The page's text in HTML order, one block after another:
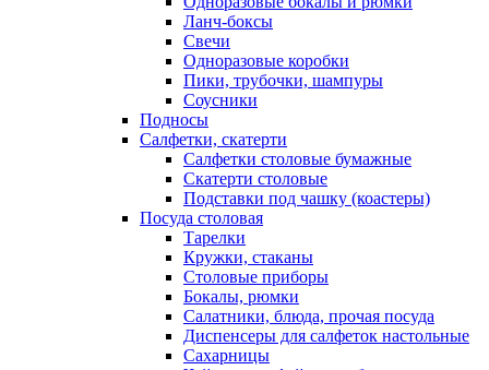
Ланч-боксы
Свечи
Одноразовые коробки
Пики, трубочки, шампуры
Соусники
Подносы
Салфетки, скатерти
Салфетки столовые бумажные
Скатерти столовые
Подставки под чашку (коастеры)
Посуда столовая
Тарелки
Кружки, стаканы
Столовые приборы
Бокалы, рюмки
Салатники, блюда, прочая посуда
Диспенсеры для салфеток настольные
Сахарницы